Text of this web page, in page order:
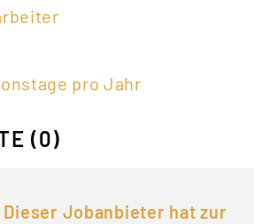
pro Jahr
(0)
Dieser Jobanbieter hat zur